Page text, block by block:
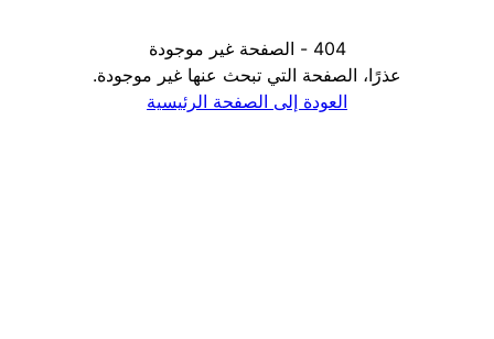
404 - الصفحة غير موجودة
عذرًا، الصفحة التي تبحث عنها غير موجودة.
العودة إلى الصفحة الرئيسية